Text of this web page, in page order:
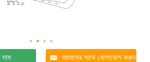
আমাদের সাথে যোগাযোগ করুন